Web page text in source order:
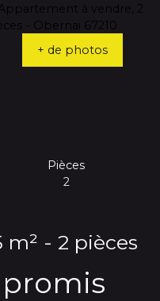
+ de photos
Pièces
2
- 2 pièces